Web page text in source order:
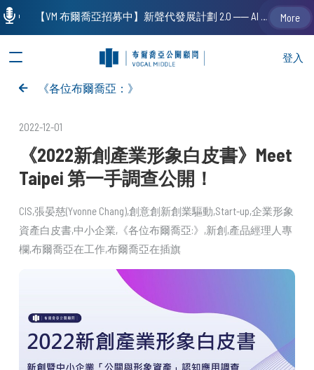
登入
《各位布爾喬亞：》
2022-12-01
《2022新創產業形象白皮書》Meet
Taipei 第一手調查公開！
CIS 張晏慈(Yvonne Chang)創意創新創業驅動 Start-up 企業形象
資產白皮書 中小企業 《各位布爾喬亞:》 新創 產品經理人專
欄布爾喬亞在工作布爾喬亞在插旗
【VM 布爾喬亞招募中】新聲代發展計劃 2.0 ── AI PR 人才加速養成計劃（歡迎「應屆畢業生」、「一年以下相關 / 三年以下非相關經驗工作者」申請加入） More